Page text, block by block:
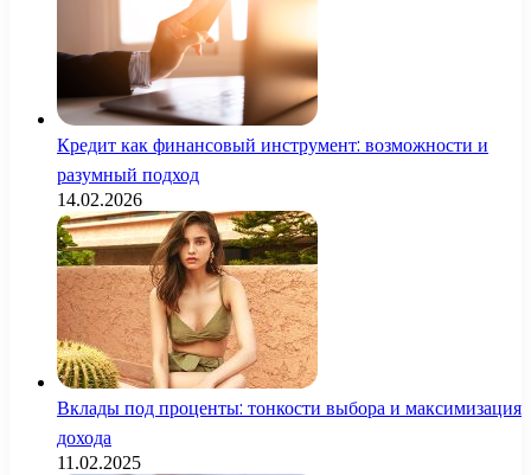
Кредит как финансовый инструмент: возможности и
разумный подход
14.02.2026
Вклады под проценты: тонкости выбора и максимизация
дохода
11.02.2025